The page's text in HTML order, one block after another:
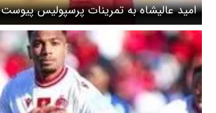
امید عالیشاه به تمرینات پرسپولیس پیوست